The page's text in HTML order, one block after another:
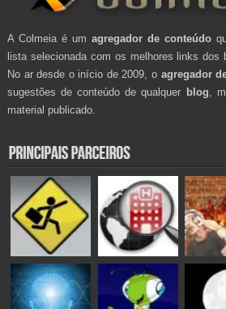
A Colmeia é um agregador de conteúdo
lista selecionada com os melhores links dos
No ar desde o início de 2009, o agregador
sugestões de conteúdo de qualquer blog ,
material publicado.